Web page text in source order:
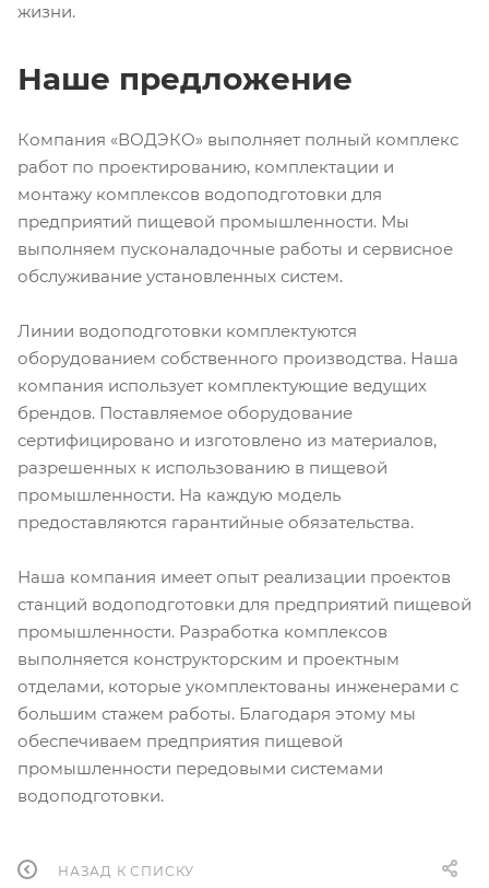
жизни.
Наше предложение
Компания «ВОДЭКО» выполняет полный комплекс
работ по проектированию, комплектации и
монтажу комплексов водоподготовки для
предприятий пищевой промышленности. Мы
выполняем пусконаладочные работы и сервисное
обслуживание установленных систем.
Линии водоподготовки комплектуются
оборудованием собственного производства. Наша
компания использует комплектующие ведущих
брендов. Поставляемое оборудование
сертифицировано и изготовлено из материалов,
разрешенных к использованию в пищевой
промышленности. На каждую модель
предоставляются гарантийные обязательства.
Наша компания имеет опыт реализации проектов
станций водоподготовки для предприятий пищевой
промышленности. Разработка комплексов
выполняется конструкторским и проектным
отделами, которые укомплектованы инженерами с
большим стажем работы. Благодаря этому мы
обеспечиваем предприятия пищевой
промышленности передовыми системами
водоподготовки.
НАЗАД К СПИСКУ